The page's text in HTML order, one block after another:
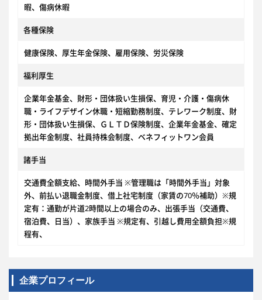
暇、傷病休暇
各種保険
健康保険、厚生年金保険、雇用保険、労災保険
福利厚生
企業年金基金、財形・団体扱い生損保、育児・介護・傷病休
職・ライフデザイン休職・短縮勤務制度、テレワーク制度、財
形・団体扱い生損保、ＧＬＴＤ保険制度、企業年金基金、確定
拠出年金制度、社員持株会制度、ベネフィットワン会員
諸手当
交通費全額支給、時間外手当 ※管理職は「時間外手当」対象
外、前払い退職金制度、借上社宅制度（家賃の70％補助）※規
定有：通勤が片道2時間以上の場合のみ、出張手当（交通費、
宿泊費、日当）、家族手当 ※規定有、引越し費用全額負担※規
程有、
企業プロフィール